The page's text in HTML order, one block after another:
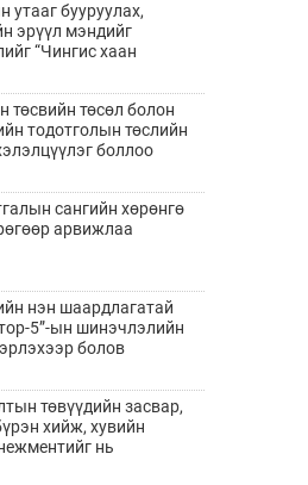
утааг бууруулах,
эрүүл мэндийг
“Чингис хаан
ХХК-тай хамтран
төсвийн төсөл болон
тодотголын төслийн
боллоо
сангийн хөрөнгө
арвижлаа
нэн шаардлагатай
5”-ын шинэчлэлийн
болов
төвүүдийн засвар,
хийж, хувийн
нь
онцоллоо